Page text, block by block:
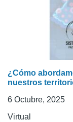
¿Cómo
nuestros
6 Octubre, 2025
Virtual